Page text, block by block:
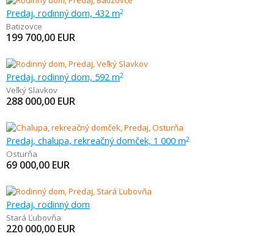
Predaj, rodinný dom, 432 m2
Batizovce
199 700,00 EUR
Predaj, rodinný dom, 592 m2
Veľký Slavkov
288 000,00 EUR
Predaj, chalupa, rekreačný domček, 1 000 m2
Osturňa
69 000,00 EUR
Predaj, rodinný dom
Stará Ľubovňa
220 000,00 EUR